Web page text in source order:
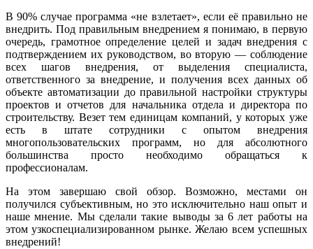
В 90% случае программа «не взлетает», если её правильно не
внедрить. Под правильным внедрением я понимаю, в первую
очередь, грамотное определение целей и задач внедрения с
подтверждением их руководством, во вторую — соблюдение
всех шагов внедрения, от выделения специалиста,
ответственного за внедрение, и получения всех данных об
объекте автоматизации до правильной настройки структуры
проектов и отчетов для начальника отдела и директора по
строительству. Везет тем единицам компаний, у которых уже
есть в штате сотрудники с опытом внедрения
многопользовательских программ, но для абсолютного
большинства просто необходимо обращаться к
профессионалам.
На этом завершаю свой обзор. Возможно, местами он
получился субъективным, но это исключительно наш опыт и
наше мнение. Мы сделали такие выводы за 6 лет работы на
этом узкоспециализированном рынке. Желаю всем успешных
внедрений!